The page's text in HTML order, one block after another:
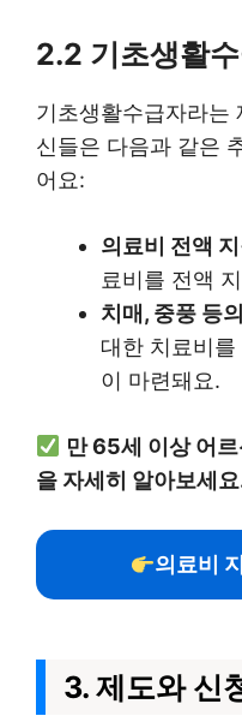
2.2 기초생활
기초생활수급자라는
신들은 다음과 같은
어요:
의료비 전액
료비를 전액
치매, 중풍 등
대한 치료비
이 마련돼요.
만 65세 이상 어
을 자세히 알아보세
의료비
3. 제도와 신